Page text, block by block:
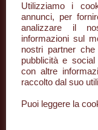
Utilizziamo i
annunci, per
analizzare il
informazioni sul
nostri partner
pubblicità e
con altre
raccolto dal suo
Puoi leggere la